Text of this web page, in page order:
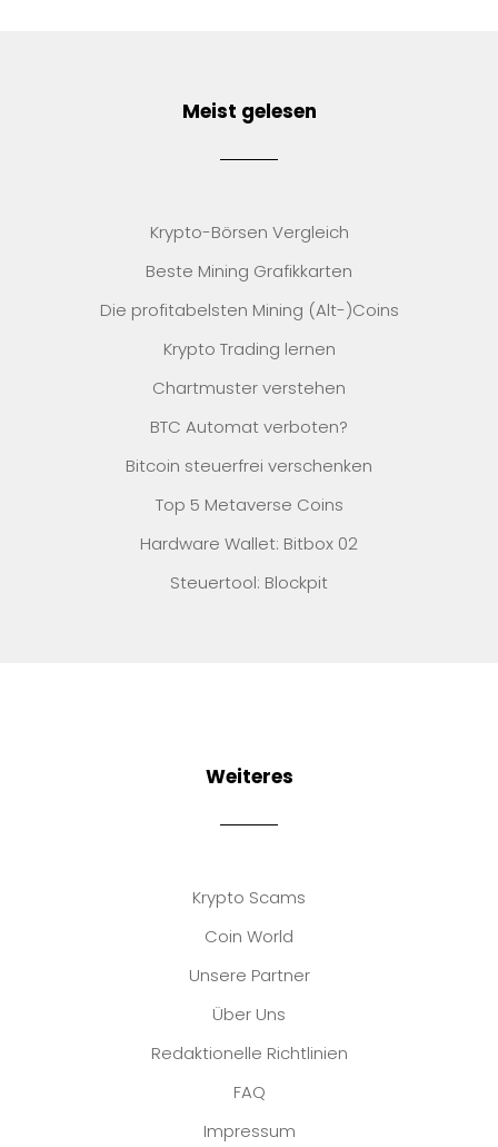
Meist gelesen
Krypto-Börsen Vergleich
Beste Mining Grafikkarten
Die profitabelsten Mining (Alt-)Coins
Krypto Trading lernen
Chartmuster verstehen
BTC Automat verboten?
Bitcoin steuerfrei verschenken
Top 5 Metaverse Coins
Hardware Wallet: Bitbox 02
Steuertool: Blockpit
Weiteres
Krypto Scams
Coin World
Unsere Partner
Über Uns
Redaktionelle Richtlinien
FAQ
Impressum